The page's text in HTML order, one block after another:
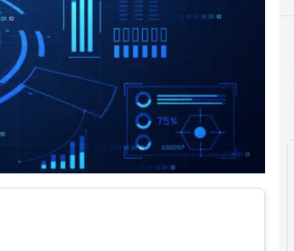
digitale I Identità digitale